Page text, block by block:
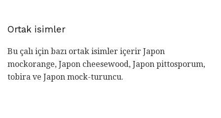
Ortak isimler
Bu çalı için bazı ortak isimler içerir Japon
mockorange, Japon cheesewood, Japon pittosporum,
tobira ve Japon mock-turuncu.